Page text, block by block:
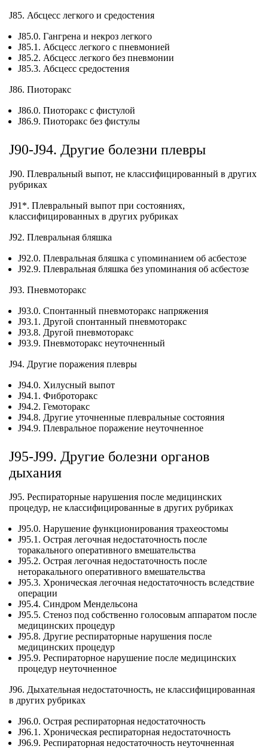
J85. Абсцесс легкого и средостения
J85.0. Гангрена и некроз легкого
J85.1. Абсцесс легкого с пневмонией
J85.2. Абсцесс легкого без пневмонии
J85.3. Абсцесс средостения
J86. Пиоторакс
J86.0. Пиоторакс с фистулой
J86.9. Пиоторакс без фистулы
J90-J94. Другие болезни плевры
J90. Плевральный выпот, не классифицированный в других
рубриках
J91*. Плевральный выпот при состояниях,
классифицированных в других рубриках
J92. Плевральная бляшка
J92.0. Плевральная бляшка с упоминанием об асбестозе
J92.9. Плевральная бляшка без упоминания об асбестозе
J93. Пневмоторакс
J93.0. Спонтанный пневмоторакс напряжения
J93.1. Другой спонтанный пневмоторакс
J93.8. Другой пневмоторакс
J93.9. Пневмоторакс неуточненный
J94. Другие поражения плевры
J94.0. Хилусный выпот
J94.1. Фиброторакс
J94.2. Гемоторакс
J94.8. Другие уточненные плевральные состояния
J94.9. Плевральное поражение неуточненное
J95-J99. Другие болезни органов
дыхания
J95. Респираторные нарушения после медицинских
процедур, не классифицированные в других рубриках
J95.0. Нарушение функционирования трахеостомы
J95.1. Острая легочная недостаточность после
торакального оперативного вмешательства
J95.2. Острая легочная недостаточность после
неторакального оперативного вмешательства
J95.3. Хроническая легочная недостаточность вследствие
операции
J95.4. Синдром Мендельсона
J95.5. Стеноз под собственно голосовым аппаратом после
медицинских процедур
J95.8. Другие респираторные нарушения после
медицинских процедур
J95.9. Респираторное нарушение после медицинских
процедур неуточненное
J96. Дыхательная недостаточность, не классифицированная
в других рубриках
J96.0. Острая респираторная недостаточность
J96.1. Хроническая респираторная недостаточность
J96.9. Респираторная недостаточность неуточненная